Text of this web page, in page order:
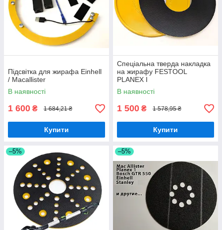
Підсвітка для жирафа Einhell
/ Macallister
В наявності
1 600 ₴ 1 684,21 ₴
Купити
Спеціальна тверда накладка
на жирафу FESTOOL
PLANEX I
В наявності
1 500 ₴ 1 578,95 ₴
Купити
–5% –5%